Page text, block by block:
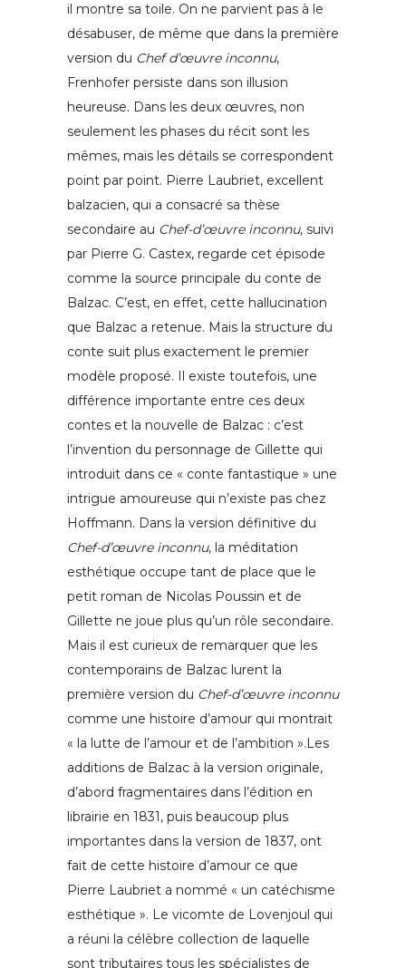
il montre sa toile. On ne parvient pas à le
désabuser, de même que dans la première
version du Chef d’œuvre inconnu,
Frenhofer persiste dans son illusion
heureuse. Dans les deux œuvres, non
seulement les phases du récit sont les
mêmes, mais les détails se correspondent
point par point. Pierre Laubriet, excellent
balzacien, qui a consacré sa thèse
secondaire au Chef-d’œuvre inconnu, suivi
par Pierre G. Castex, regarde cet épisode
comme la source principale du conte de
Balzac. C’est, en effet, cette hallucination
que Balzac a retenue. Mais la structure du
conte suit plus exactement le premier
modèle proposé. Il existe toutefois, une
différence importante entre ces deux
contes et la nouvelle de Balzac : c’est
l’invention du personnage de Gillette qui
introduit dans ce « conte fantastique » une
intrigue amoureuse qui n’existe pas chez
Hoffmann. Dans la version définitive du
Chef-d’œuvre inconnu, la méditation
esthétique occupe tant de place que le
petit roman de Nicolas Poussin et de
Gillette ne joue plus qu’un rôle secondaire.
Mais il est curieux de remarquer que les
contemporains de Balzac lurent la
première version du Chef-d’œuvre inconnu
comme une histoire d’amour qui montrait
« la lutte de l’amour et de l’ambition ».Les
additions de Balzac à la version originale,
d’abord fragmentaires dans l’édition en
librairie en 1831, puis beaucoup plus
importantes dans la version de 1837, ont
fait de cette histoire d’amour ce que
Pierre Laubriet a nommé « un catéchisme
esthétique ». Le vicomte de Lovenjoul qui
a réuni la célèbre collection de laquelle
sont tributaires tous les spécialistes de